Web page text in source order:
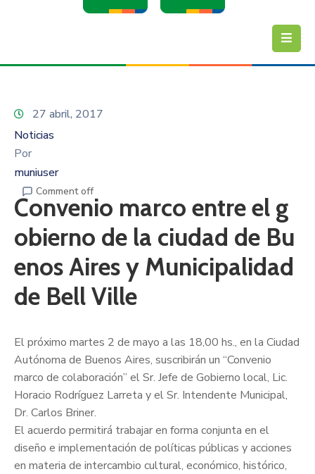
27 abril, 2017
Noticias
Por
muniuser
Comment off
Convenio marco entre el g
obierno de la ciudad de Bu
enos Aires y Municipalidad
de Bell Ville
El próximo martes 2 de mayo a las 18,00 hs., en la Ciudad
Autónoma de Buenos Aires, suscribirán un “Convenio
marco de colaboración” el Sr. Jefe de Gobierno local, Lic.
Horacio Rodríguez Larreta y el Sr. Intendente Municipal,
Dr. Carlos Briner.
El acuerdo permitirá trabajar en forma conjunta en el
diseño e implementación de políticas públicas y acciones
en materia de intercambio cultural, económico, histórico,